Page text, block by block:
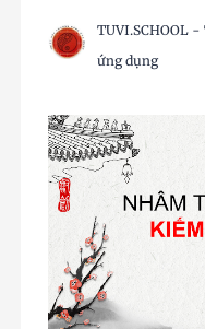
TUVI.SCHOOL
ứng dụng